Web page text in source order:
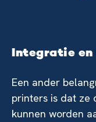
Integratie en
Een ander
printers is dat ze
kunnen worden